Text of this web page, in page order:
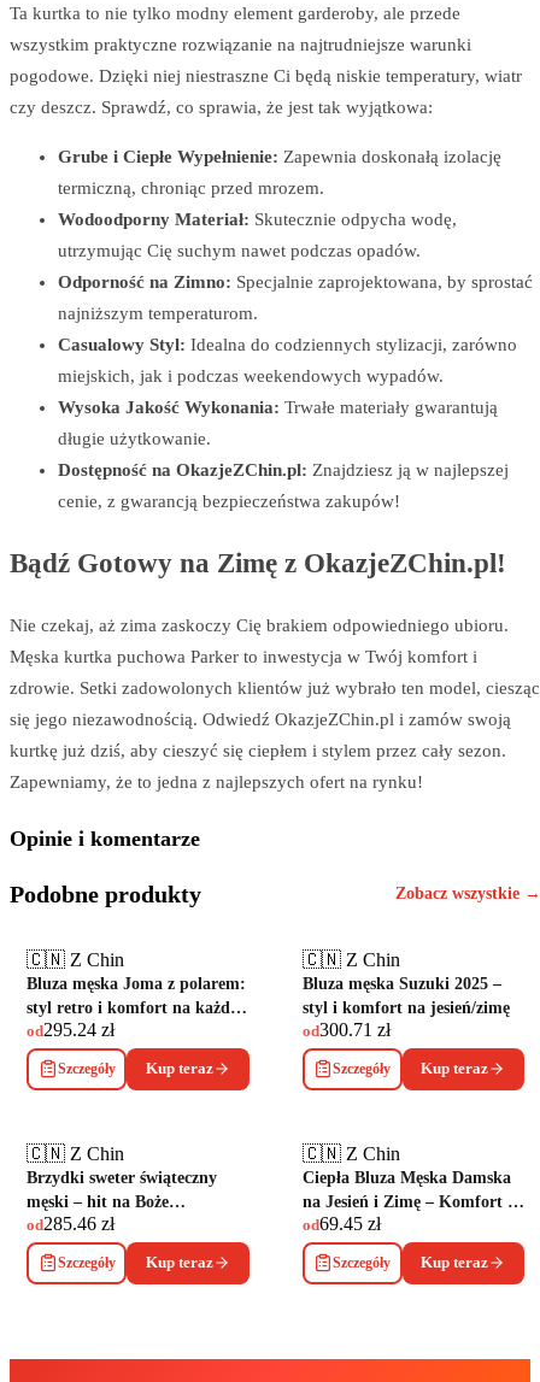
Ta kurtka to nie tylko modny element garderoby, ale przede
wszystkim praktyczne rozwiązanie na najtrudniejsze warunki
pogodowe. Dzięki niej niestraszne Ci będą niskie temperatury, wiatr
czy deszcz. Sprawdź, co sprawia, że jest tak wyjątkowa:
Grube i Ciepłe Wypełnienie: Zapewnia doskonałą izolację
termiczną, chroniąc przed mrozem.
Wodoodporny Materiał: Skutecznie odpycha wodę,
utrzymując Cię suchym nawet podczas opadów.
Odporność na Zimno: Specjalnie zaprojektowana, by sprostać
najniższym temperaturom.
Casualowy Styl: Idealna do codziennych stylizacji, zarówno
miejskich, jak i podczas weekendowych wypadów.
Wysoka Jakość Wykonania: Trwałe materiały gwarantują
długie użytkowanie.
Dostępność na OkazjeZChin.pl: Znajdziesz ją w najlepszej
cenie, z gwarancją bezpieczeństwa zakupów!
Bądź Gotowy na Zimę z OkazjeZChin.pl!
Nie czekaj, aż zima zaskoczy Cię brakiem odpowiedniego ubioru.
Męska kurtka puchowa Parker to inwestycja w Twój komfort i
zdrowie. Setki zadowolonych klientów już wybrało ten model, ciesząc
się jego niezawodnością. Odwiedź OkazjeZChin.pl i zamów swoją
kurtkę już dziś, aby cieszyć się ciepłem i stylem przez cały sezon.
Zapewniamy, że to jedna z najlepszych ofert na rynku!
Opinie i komentarze
Podobne produkty Zobacz wszystkie →
🇨🇳 Z Chin
Bluza męska Joma z polarem:
styl retro i komfort na każdą
pogodę
od295.24 zł
Szczegóły Kup teraz
🇨🇳 Z Chin
Bluza męska Suzuki 2025 –
styl i komfort na jesień/zimę
od300.71 zł
Szczegóły Kup teraz
🇨🇳 Z Chin
Brzydki sweter świąteczny
męski – hit na Boże
Narodzenie 2026!
od285.46 zł
Szczegóły Kup teraz
🇨🇳 Z Chin
Ciepła Bluza Męska Damska
na Jesień i Zimę – Komfort i
Styl
od69.45zł
Szczegóły Kup teraz